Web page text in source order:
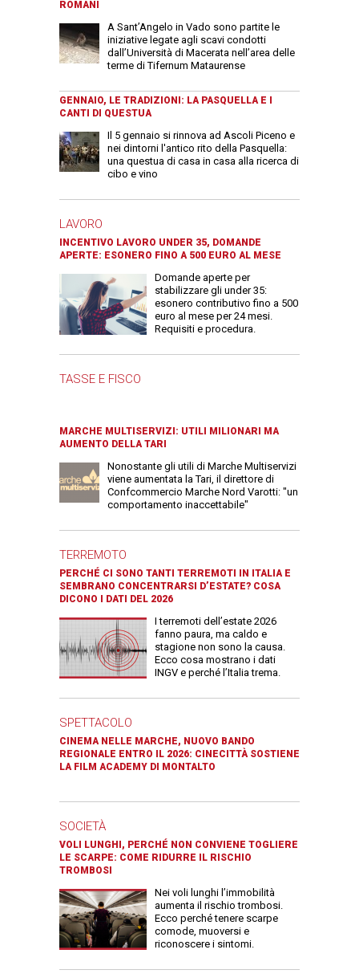
ROMANI
A Sant’Angelo in Vado sono partite le
iniziative legate agli scavi condotti
dall’Università di Macerata nell’area delle
terme di Tifernum Mataurense
GENNAIO, LE TRADIZIONI: LA PASQUELLA E I
CANTI DI QUESTUA
Il 5 gennaio si rinnova ad Ascoli Piceno e
nei dintorni l'antico rito della Pasquella:
una questua di casa in casa alla ricerca di
cibo e vino
LAVORO
INCENTIVO LAVORO UNDER 35, DOMANDE
APERTE: ESONERO FINO A 500 EURO AL MESE
Domande aperte per
stabilizzare gli under 35:
esonero contributivo fino a 500
euro al mese per 24 mesi.
Requisiti e procedura.
TASSE E FISCO
MARCHE MULTISERVIZI: UTILI MILIONARI MA
AUMENTO DELLA TARI
Nonostante gli utili di Marche Multiservizi
viene aumentata la Tari, il direttore di
Confcommercio Marche Nord Varotti: "un
comportamento inaccettabile"
TERREMOTO
PERCHÉ CI SONO TANTI TERREMOTI IN ITALIA E
SEMBRANO CONCENTRARSI D’ESTATE? COSA
DICONO I DATI DEL 2026
I terremoti dell’estate 2026
fanno paura, ma caldo e
stagione non sono la causa.
Ecco cosa mostrano i dati
INGV e perché l’Italia trema.
SPETTACOLO
CINEMA NELLE MARCHE, NUOVO BANDO
REGIONALE ENTRO IL 2026: CINECITTÀ SOSTIENE
LA FILM ACADEMY DI MONTALTO
SOCIETÀ
VOLI LUNGHI, PERCHÉ NON CONVIENE TOGLIERE
LE SCARPE: COME RIDURRE IL RISCHIO
TROMBOSI
Nei voli lunghi l’immobilità
aumenta il rischio trombosi.
Ecco perché tenere scarpe
comode, muoversi e
riconoscere i sintomi.